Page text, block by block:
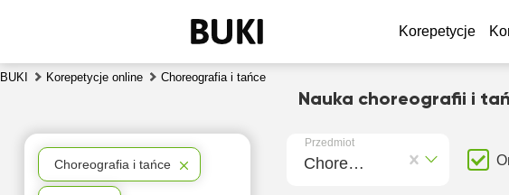
Korepetycje
BUKI Korepetycje online Choreografia i tańce
Nauka choreografii i
Przedmiot
Choreografia i tańce
Choreografia i tańce